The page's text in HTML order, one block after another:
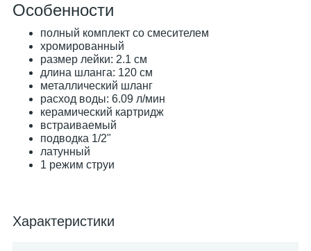
Особенности
полный комплект со смесителем
хромированный
размер лейки: 2.1 см
длина шланга: 120 см
металлический шланг
расход воды: 6.09 л/мин
керамический картридж
встраиваемый
подводка 1/2"
латунный
1 режим струи
Характеристики